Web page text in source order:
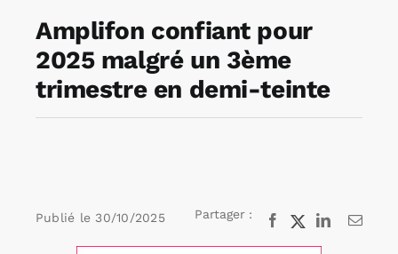
Agenda
Annonces emploi
Amplifon confiant pour
2025 malgré un 3ème
trimestre en demi-teinte
Publié le 30/10/2025 Partager : Facebook
X LinkedInEmail